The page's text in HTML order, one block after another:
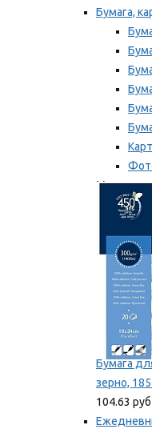
Бумага,
Мы
Бумага
зерно,
104.63 руб